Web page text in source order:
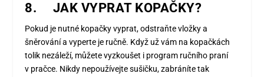
8. JAK VYPRAT KOPAČKY?
Pokud je nutné kopačky vyprat, odstraňte vložky a
šněrování a vyperte je ručně. Když už vám na kopačkách
tolik nezáleží, můžete vyzkoušet i program ručního praní
v pračce. Nikdy nepoužívejte sušičku, zabráníte tak